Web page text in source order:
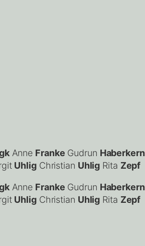
Anne Franke Gudrun Haberkern
UhligChristian Uhlig Rita Zepf
Anne Franke Gudrun Haberkern
UhligChristian Uhlig Rita Zepf